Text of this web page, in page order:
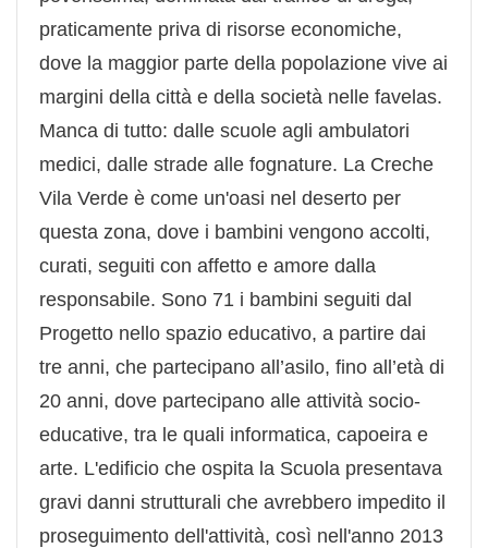
praticamente priva di risorse economiche,
dove la maggior parte della popolazione vive ai
margini della città e della società nelle favelas.
Manca di tutto: dalle scuole agli ambulatori
medici, dalle strade alle fognature. La Creche
Vila Verde è come un'oasi nel deserto per
questa zona, dove i bambini vengono accolti,
curati, seguiti con affetto e amore dalla
responsabile. Sono 71 i bambini seguiti dal
Progetto nello spazio educativo, a partire dai
tre anni, che partecipano all’asilo, fino all’età di
20 anni, dove partecipano alle attività socio-
educative, tra le quali informatica, capoeira e
arte. L'edificio che ospita la Scuola presentava
gravi danni strutturali che avrebbero impedito il
proseguimento dell'attività, così nell'anno 2013